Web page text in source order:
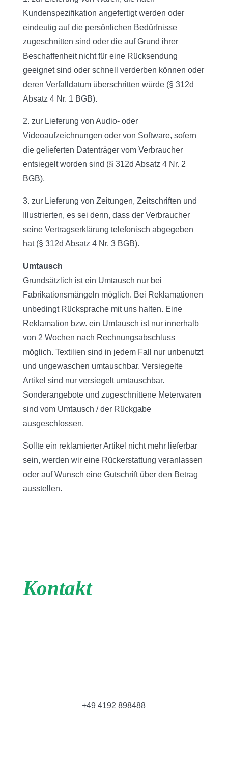
Kundenspezifikation angefertigt werden oder
eindeutig auf die persönlichen Bedürfnisse
zugeschnitten sind oder die auf Grund ihrer
Beschaffenheit nicht für eine Rücksendung
geeignet sind oder schnell verderben können oder
deren Verfalldatum überschritten würde (§ 312d
Absatz 4 Nr. 1 BGB).
2. zur Lieferung von Audio- oder
Videoaufzeichnungen oder von Software, sofern
die gelieferten Datenträger vom Verbraucher
entsiegelt worden sind (§ 312d Absatz 4 Nr. 2
BGB),
3. zur Lieferung von Zeitungen, Zeitschriften und
Illustrierten, es sei denn, dass der Verbraucher
seine Vertragserklärung telefonisch abgegeben
hat (§ 312d Absatz 4 Nr. 3 BGB).
Umtausch
Grundsätzlich ist ein Umtausch nur bei
Fabrikationsmängeln möglich. Bei Reklamationen
unbedingt Rücksprache mit uns halten. Eine
Reklamation bzw. ein Umtausch ist nur innerhalb
von 2 Wochen nach Rechnungsabschluss
möglich. Textilien sind in jedem Fall nur unbenutzt
und ungewaschen umtauschbar. Versiegelte
Artikel sind nur versiegelt umtauschbar.
Sonderangebote und zugeschnittene Meterwaren
sind vom Umtausch / der Rückgabe
ausgeschlossen.
Sollte ein reklamierter Artikel nicht mehr lieferbar
sein, werden wir eine Rückerstattung veranlassen
oder auf Wunsch eine Gutschrift über den Betrag
ausstellen.
Kontakt
+49 4192 898488